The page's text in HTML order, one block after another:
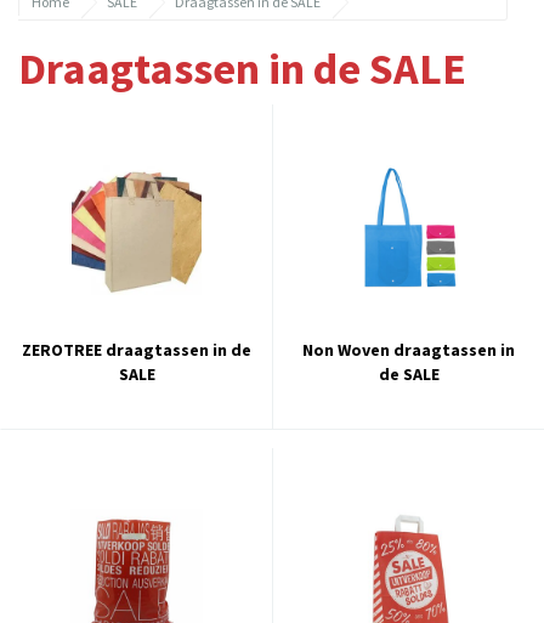
Draagtassen in de SALE
ZEROTREE draagtassen in de
SALE
Non Woven draagtassen in
de SALE